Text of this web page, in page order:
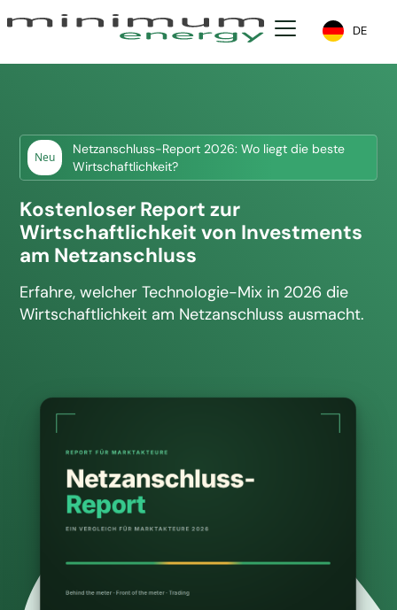
DE
Neu
Netzanschluss-Report 2026: Wo liegt die beste
Wirtschaftlichkeit?
Kostenloser Report zur
Wirtschaftlichkeit von Investments
am Netzanschluss
Erfahre, welcher Technologie-Mix in 2026 die
Wirtschaftlichkeit am Netzanschluss ausmacht.